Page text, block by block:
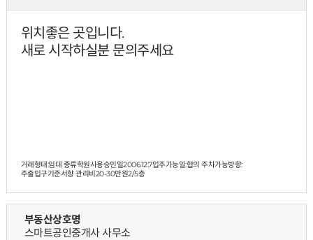
위치좋은 곳입니다.
새로 시작하실분 문의주세요
거래형태:임대 종류학원사용승인일2006.12.7입주가능일:협의 주차가능방향:
주출입구기준서향 관리비20-30만원2/5층
부동산상호명
스마트공인중개사 사무소